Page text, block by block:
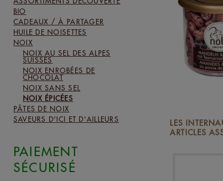
BIO
CADEAUX / À PARTAGER
HUILE DE NOISETTES
NOIX
NOIX AU SEL DES ALPES
SUISSES
NOIX ENROBÉES DE
CHOCOLAT
NOIX SANS SEL
NOIX ÉPICÉES
PÂTES DE NOIX
SAVEURS D'ICI ET D'AILLEURS
PAIEMENT
SÉCURISÉ
LES
ARTICLES